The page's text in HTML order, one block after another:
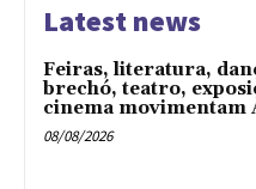
Latest news
Feiras, literatura,
brechó, teatro,
cinema movimentam
08/08/2026